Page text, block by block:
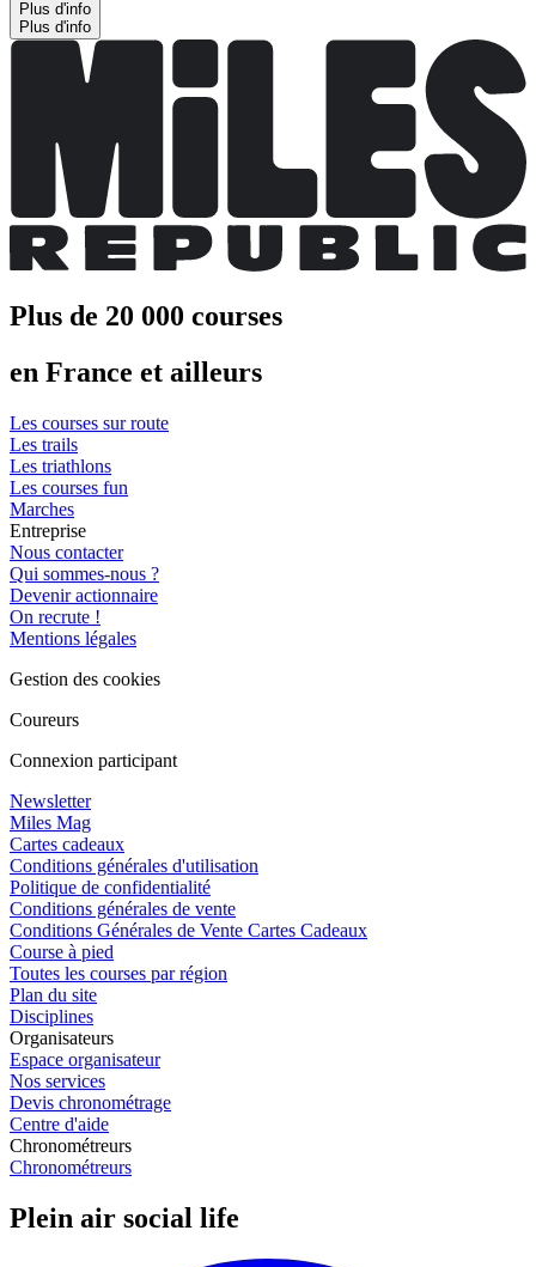
Plus d'info
Plus d'info
Plus de 20 000 courses
en France et ailleurs
Les courses sur route
Les trails
Les triathlons
Les courses fun
Marches
Entreprise
Nous contacter
Qui sommes-nous ?
Devenir actionnaire
On recrute !
Mentions légales
Gestion des cookies
Coureurs
Connexion participant
Newsletter
Miles Mag
Cartes cadeaux
Conditions générales d'utilisation
Politique de confidentialité
Conditions générales de vente
Conditions Générales de Vente Cartes Cadeaux
Course à pied
Toutes les courses par région
Plan du site
Disciplines
Organisateurs
Espace organisateur
Nos services
Devis chronométrage
Centre d'aide
Chronométreurs
Chronométreurs
Plein air social life